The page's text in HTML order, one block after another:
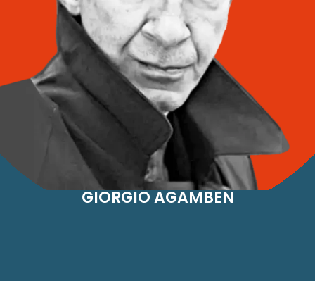
GIORGIO AGAMBEN